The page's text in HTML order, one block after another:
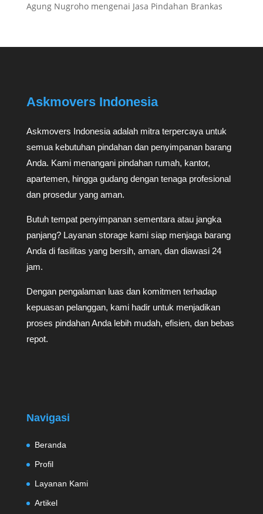
Agung Nugrohomengenai Jasa Pindahan Brankas
Askmovers Indonesia
Askmovers Indonesia adalah mitra terpercaya untuk
semua kebutuhan pindahan dan penyimpanan barang
Anda. Kami menangani pindahan rumah, kantor,
apartemen, hingga gudang dengan tenaga profesional
dan prosedur yang aman.
Butuh tempat penyimpanan sementara atau jangka
panjang? Layanan storage kami siap menjaga barang
Anda di fasilitas yang bersih, aman, dan diawasi 24
jam.
Dengan pengalaman luas dan komitmen terhadap
kepuasan pelanggan, kami hadir untuk menjadikan
proses pindahan Anda lebih mudah, efisien, dan bebas
repot.
Navigasi
Beranda
Profil
Layanan Kami
Artikel